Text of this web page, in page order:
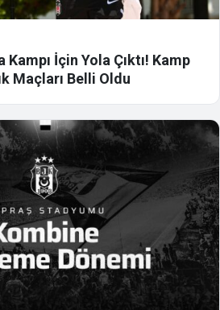
İçin Yola Çıktı! Kamp
Maçları Belli Oldu